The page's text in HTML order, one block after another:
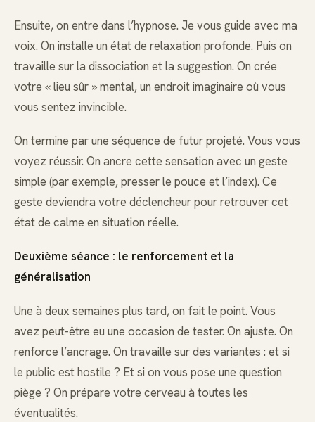
Ensuite, on entre dans l’hypnose. Je vous guide avec ma
voix. On installe un état de relaxation profonde. Puis on
travaille sur la dissociation et la suggestion. On crée
votre « lieu sûr » mental, un endroit imaginaire où vous
vous sentez invincible.
On termine par une séquence de futur projeté. Vous vous
voyez réussir. On ancre cette sensation avec un geste
simple (par exemple, presser le pouce et l’index). Ce
geste deviendra votre déclencheur pour retrouver cet
état de calme en situation réelle.
Deuxième séance : le renforcement et la
généralisation
Une à deux semaines plus tard, on fait le point. Vous
avez peut-être eu une occasion de tester. On ajuste. On
renforce l’ancrage. On travaille sur des variantes : et si
le public est hostile ? Et si on vous pose une question
piège ? On prépare votre cerveau à toutes les
éventualités.